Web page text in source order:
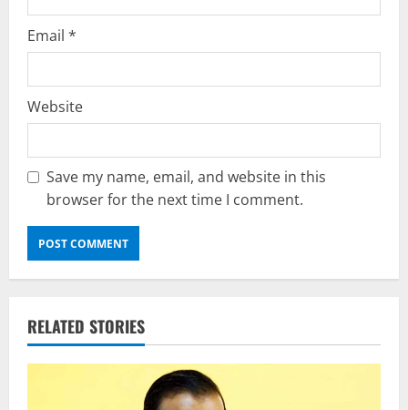
Email *
Website
Save my name, email, and website in this
browser for the next time I comment.
RELATED STORIES